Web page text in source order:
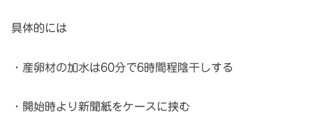
具体的には
・産卵材の加水は60分で6時間程陰干しする
・開始時より新聞紙をケースに挟む